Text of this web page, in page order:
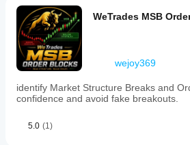
indices,
stocks,
and
cryptocurrencies,
making
it
useful
for
traders
seeking
identify
WeTrades MSB
wejoy369
identify Market Structure Breaks and
confidence and avoid fake breakouts.
5.0 (1)